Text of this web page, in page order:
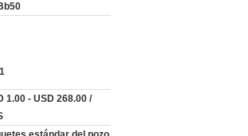
1.00 - USD 268.00 /